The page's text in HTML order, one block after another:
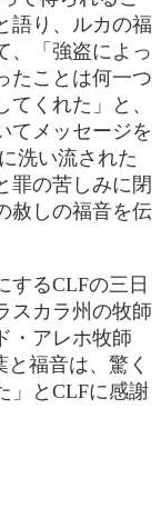
語り、ルカの福
、「強盗によっ
たことは何一つ
くれた」と、
てメッセージを
洗い流された
罪の苦しみに閉
赦しの福音を伝
するCLFの三日
スカラ州の牧師
・アレホ牧師
福音は、驚く
」とCLFに感謝